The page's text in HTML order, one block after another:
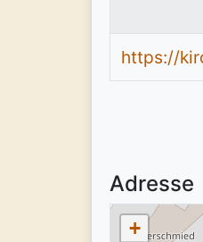
https://
Adresse
+